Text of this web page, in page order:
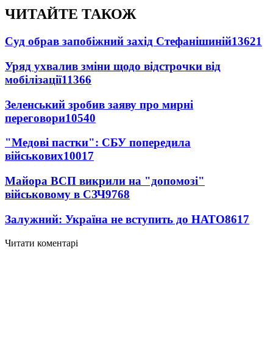
ЧИТАЙТЕ ТАКОЖ
Суд обрав запобіжний захід Стефанішиній13621
Уряд ухвалив зміни щодо відстрочки від
мобілізації11366
Зеленський зробив заяву про мирні
переговори10540
"Медові пастки": СБУ попередила
військових10017
Майора ВСП викрили на "допомозі"
військовому в СЗЧ9768
Залужний: Україна не вступить до НАТО8617
Читати коментарі